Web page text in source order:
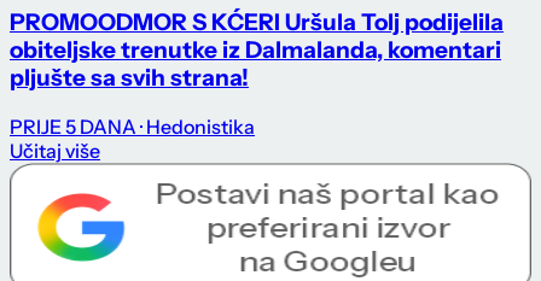
PROMOODMOR S KĆERI Uršula Tolj podijelila
obiteljske trenutke iz Dalmalanda, komentari
pljušte sa svih strana!
PRIJE 5 DANA · Hedonistika
Učitaj više